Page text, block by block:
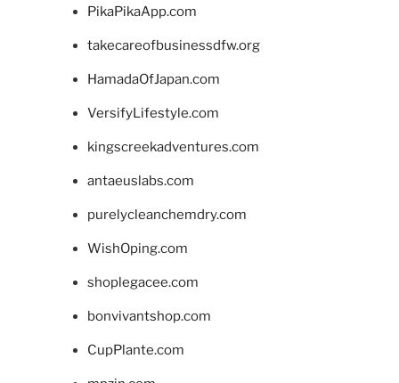
PikaPikaApp.com
takecareofbusinessdfw.org
HamadaOfJapan.com
VersifyLifestyle.com
kingscreekadventures.com
antaeuslabs.com
purelycleanchemdry.com
WishOping.com
shoplegacee.com
bonvivantshop.com
CupPlante.com